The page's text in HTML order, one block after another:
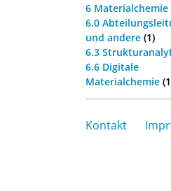
6 Materialchemie
6.0
und andere (1)
6.3
6.6 Digitale
Materialchemie
Kontakt